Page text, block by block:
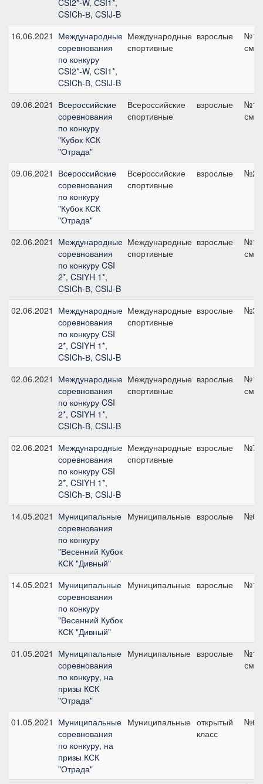
CSI2*-W, СSI1*,
CSICh-В, CSIJ-B
16.06.2021 Международные
соревнования
по конкуру
CSI2*-W, СSI1*,
CSICh-В, CSIJ-B
Международные
спортивные
взрослые
см
09.06.2021 Всероссийские
соревнования
по конкуру
"Кубок КСК
"Отрада"
Всероссийские
спортивные
взрослые
см
09.06.2021 Всероссийские
соревнования
по конкуру
"Кубок КСК
"Отрада"
Всероссийские
спортивные
взрослые №2,
02.06.2021 Международные
соревнования
по конкуру CSI
2*, CSIYH 1*,
CSICh-В, CSIJ-B
Международные
спортивные
взрослые
см
02.06.2021 Международные
соревнования
по конкуру CSI
2*, CSIYH 1*,
CSICh-В, CSIJ-B
Международные
спортивные
взрослые №3,
02.06.2021 Международные
соревнования
по конкуру CSI
2*, CSIYH 1*,
CSICh-В, CSIJ-B
Международные
спортивные
взрослые
см
02.06.2021 Международные
соревнования
по конкуру CSI
2*, CSIYH 1*,
CSICh-В, CSIJ-B
Международные
спортивные
взрослые №7,
14.05.2021 Муниципальные
соревнования
по конкуру
"Весенний Кубок
КСК "Дивный"
Муниципальные взрослые №6,
14.05.2021 Муниципальные
соревнования
по конкуру
"Весенний Кубок
КСК "Дивный"
Муниципальные взрослые №1,
01.05.2021 Муниципальные
соревнования
по конкуру, на
призы КСК
"Отрада"
Муниципальные взрослые
см
01.05.2021 Муниципальные
соревнования
по конкуру, на
призы КСК
"Отрада"
Муниципальные открытый
класс
№6,